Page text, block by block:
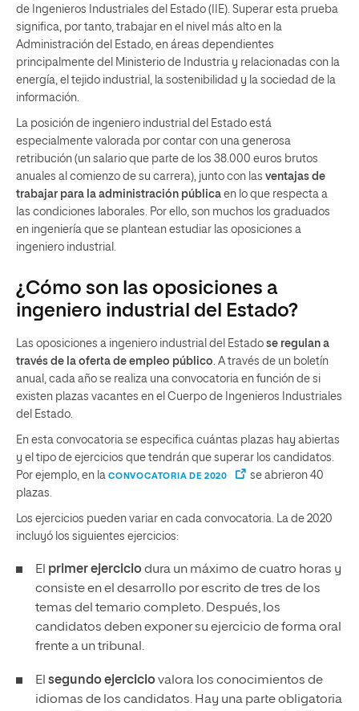
de Ingenieros Industriales del Estado (IIE). Superar esta prueba
significa, por tanto, trabajar en el nivel más alto en la
Administración del Estado, en áreas dependientes
principalmente del Ministerio de Industria y relacionadas con la
energía, el tejido industrial, la sostenibilidad y la sociedad de la
información.
La posición de ingeniero industrial del Estado está
especialmente valorada por contar con una generosa
retribución (un salario que parte de los 38.000 euros brutos
anuales al comienzo de su carrera), junto con las ventajas de
trabajar para la administración pública en lo que respecta a
las condiciones laborales. Por ello, son muchos los graduados
en ingeniería que se plantean estudiar las oposiciones a
ingeniero industrial.
¿Cómo son las oposiciones a
ingeniero industrial del Estado?
Las oposiciones a ingeniero industrial del Estado se regulan a
través de la oferta de empleo público . A través de un boletín
anual, cada año se realiza una convocatoria en función de si
existen plazas vacantes en el Cuerpo de Ingenieros Industriales
del Estado.
En esta convocatoria se especifica cuántas plazas hay abiertas
y el tipo de ejercicios que tendrán que superar los candidatos.
Por ejemplo, en la CONVOCATORIA DE 2020
se abrieron 40
plazas.
Los ejercicios pueden variar en cada convocatoria. La de 2020
incluyó los siguientes ejercicios:
El primer ejerciciodura un máximo de cuatro horas y
consiste en el desarrollo por escrito de tres de los
temas del temario completo. Después, los
candidatos deben exponer su ejercicio de forma oral
frente a un tribunal.
El segundo ejerciciovalora los conocimientos de
idiomas de los candidatos. Hay una parte obligatoria